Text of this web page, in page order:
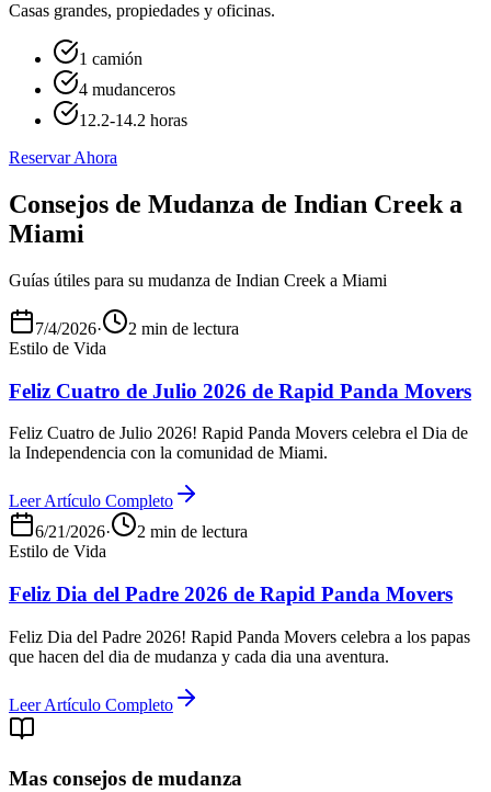
Casas grandes, propiedades y oficinas.
1 camión
4 mudanceros
12.2-14.2 horas
Reservar Ahora
Consejos de Mudanza de Indian Creek a
Miami
Guías útiles para su mudanza de Indian Creek a Miami
7/4/2026·
2 min de lectura
Estilo de Vida
Feliz Cuatro de Julio 2026 de Rapid Panda Movers
Feliz Cuatro de Julio 2026! Rapid Panda Movers celebra el Dia de
la Independencia con la comunidad de Miami.
Leer Artículo Completo
6/21/2026·
2 min de lectura
Estilo de Vida
Feliz Dia del Padre 2026 de Rapid Panda Movers
Feliz Dia del Padre 2026! Rapid Panda Movers celebra a los papas
que hacen del dia de mudanza y cada dia una aventura.
Leer Artículo Completo
Mas consejos de mudanza